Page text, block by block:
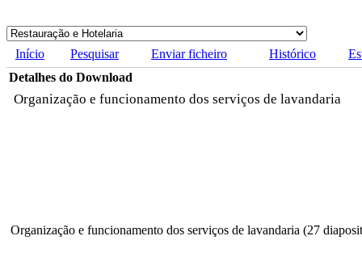
Início Pesquisar Enviar ficheiro Histórico
Detalhes do Download
Organização e funcionamento dos serviços de lavandaria
Organização e funcionamento dos serviços de lavandaria (27